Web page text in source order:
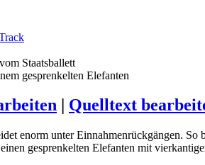
Staatsballett
gesprenkelten Elefanten
Quelltext
enorm unter Einnahmenrückgängen.
gesprenkelten Elefanten mit